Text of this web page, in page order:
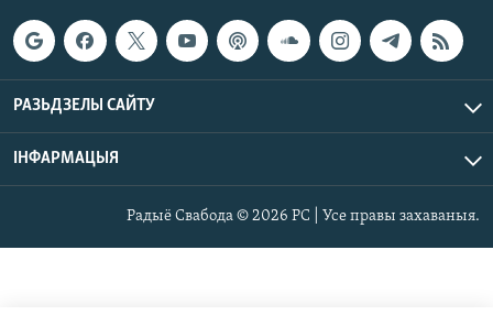
РАЗЬДЗЕЛЫ САЙТУ
ІНФАРМАЦЫЯ
Радыё Свабода © 2026 РС | Усе правы захаваныя.